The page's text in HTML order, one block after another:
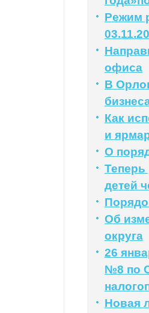
Режим
офиса
В
Как
и
О
Теперь
детей
Об
округа
26
№8 по
Новая